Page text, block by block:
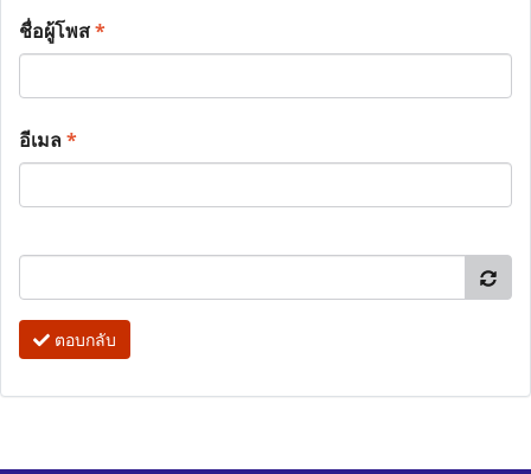
ชื่อผู้โพส*
อีเมล*
ตอบกลับ